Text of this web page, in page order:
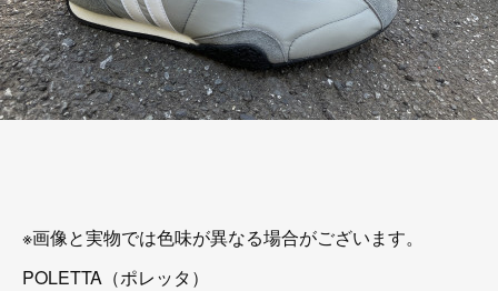
※画像と実物では色味が異なる場合がございます。
POLETTA（ポレッタ）